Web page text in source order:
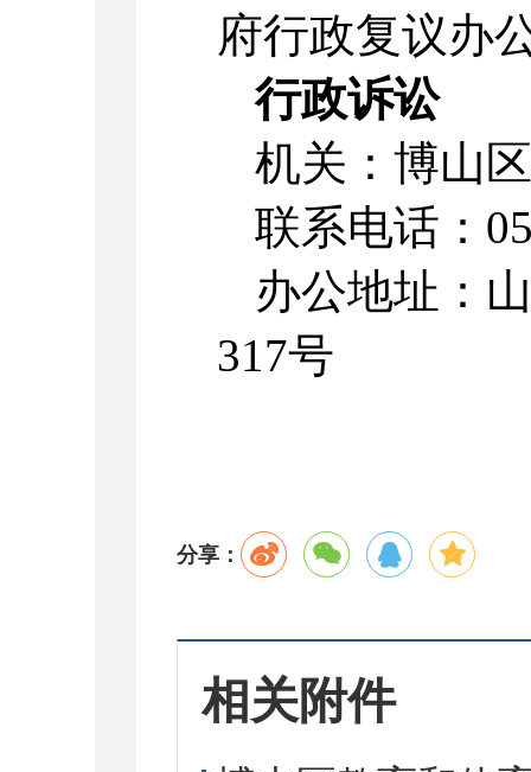
府行政复议办
行政诉讼
机关：博山
联系电话：
办公地址：
317号
分享：
相关附件